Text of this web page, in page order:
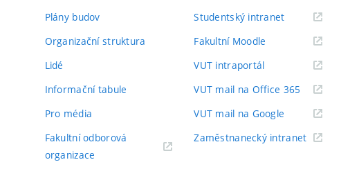
Plány budov
Organizační struktura
Lidé
Informační tabule
Pro média
Fakultní odborová
organizace
Studentský intranet(externí
Fakultní Moodle
VUT intraportál(externí
VUT mail na Office 365 (externí
VUT mail na Google (externí
Zaměstnanecký intranet(externí